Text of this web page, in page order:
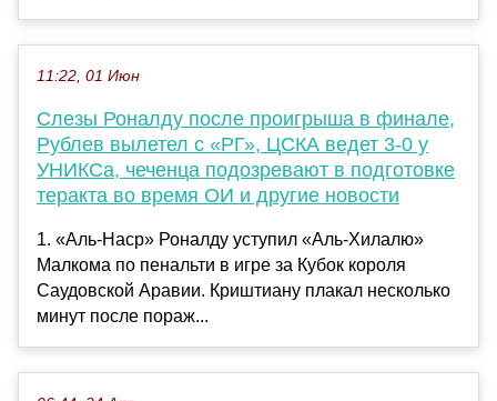
11:22, 01 Июн
Слезы Роналду после проигрыша в финале,
Рублев вылетел с «РГ», ЦСКА ведет 3-0 у
УНИКСа, чеченца подозревают в подготовке
теракта во время ОИ и другие новости
1. «Аль-Наср» Роналду уступил «Аль-Хилалю»
Малкома по пенальти в игре за Кубок короля
Саудовской Аравии. Криштиану плакал несколько
минут после пораж...